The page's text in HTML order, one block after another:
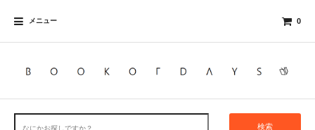
メニュー 0
検索